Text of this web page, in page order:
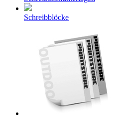
Schreibblöcke